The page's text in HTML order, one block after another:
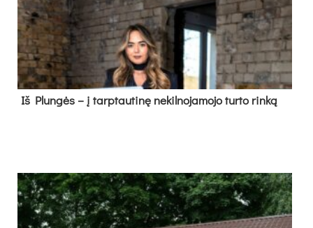
Iš Plungės – į tarptautinę nekilnojamojo turto rinką